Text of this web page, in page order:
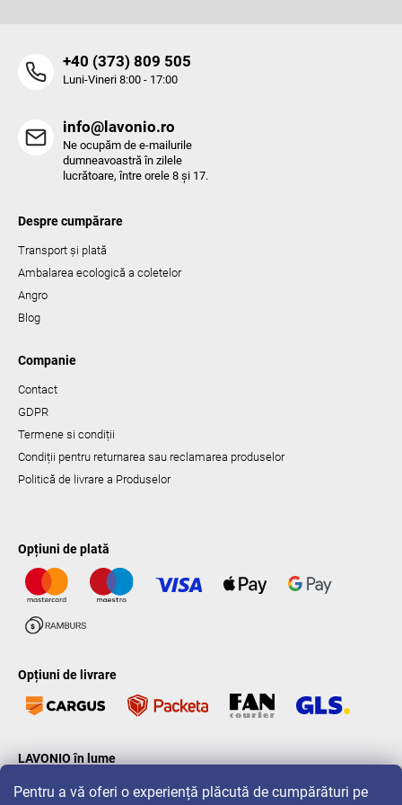
Pentru a vă oferi o experiență plăcută de cumpărături pe
‭+40 (373) 809 505‬
Luni-Vineri 8:00 - 17:00
info@lavonio.ro
Ne ocupăm de e-mailurile
dumneavoastră în zilele
lucrătoare, între orele 8 și 17.
Despre cumpărare
Transport și plată
Ambalarea ecologică a coletelor
Angro
Blog
Companie
Contact
GDPR
Termene si condiții
Condiții pentru returnarea sau reclamarea produselor
Politică de livrare a Produselor
Opțiuni de plată
Opțiuni de livrare
LAVONIO în lume